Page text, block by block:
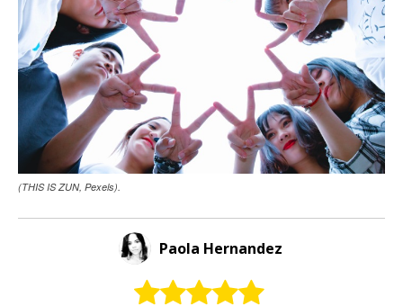
(THIS IS ZUN, Pexels).
Paola Hernandez